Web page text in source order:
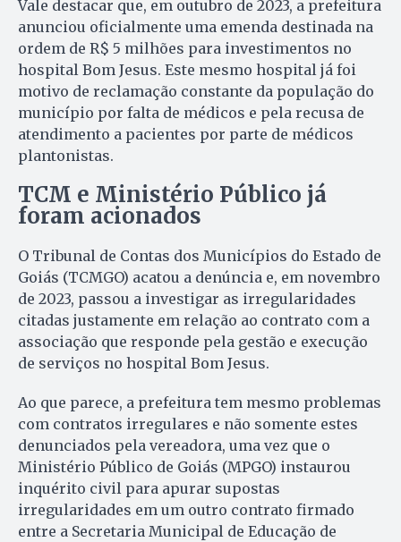
Vale destacar que, em outubro de 2023, a prefeitura
anunciou oficialmente uma emenda destinada na
ordem de R$ 5 milhões para investimentos no
hospital Bom Jesus. Este mesmo hospital já foi
motivo de reclamação constante da população do
município por falta de médicos e pela recusa de
atendimento a pacientes por parte de médicos
plantonistas.
TCM e Ministério Público já
foram acionados
O Tribunal de Contas dos Municípios do Estado de
Goiás (TCMGO) acatou a denúncia e, em novembro
de 2023, passou a investigar as irregularidades
citadas justamente em relação ao contrato com a
associação que responde pela gestão e execução
de serviços no hospital Bom Jesus.
Ao que parece, a prefeitura tem mesmo problemas
com contratos irregulares e não somente estes
denunciados pela vereadora, uma vez que o
Ministério Público de Goiás (MPGO) instaurou
inquérito civil para apurar supostas
irregularidades em um outro contrato firmado
entre a Secretaria Municipal de Educação de